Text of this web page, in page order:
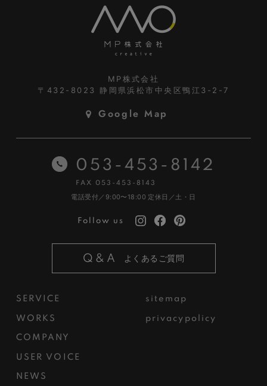
MP株式会社
〒432-8023静岡県浜松市中央区鴨江3-2-7
Google Map
SERVICE
WORKS
COMPANY
USER VOICE
NEWS
sitemap
privacypolicy
053-453-8142
FAX 053-453-8143
電話受付／9:00〜18:00 定休日／土・日
Follow us
Q&A よくあるご質問